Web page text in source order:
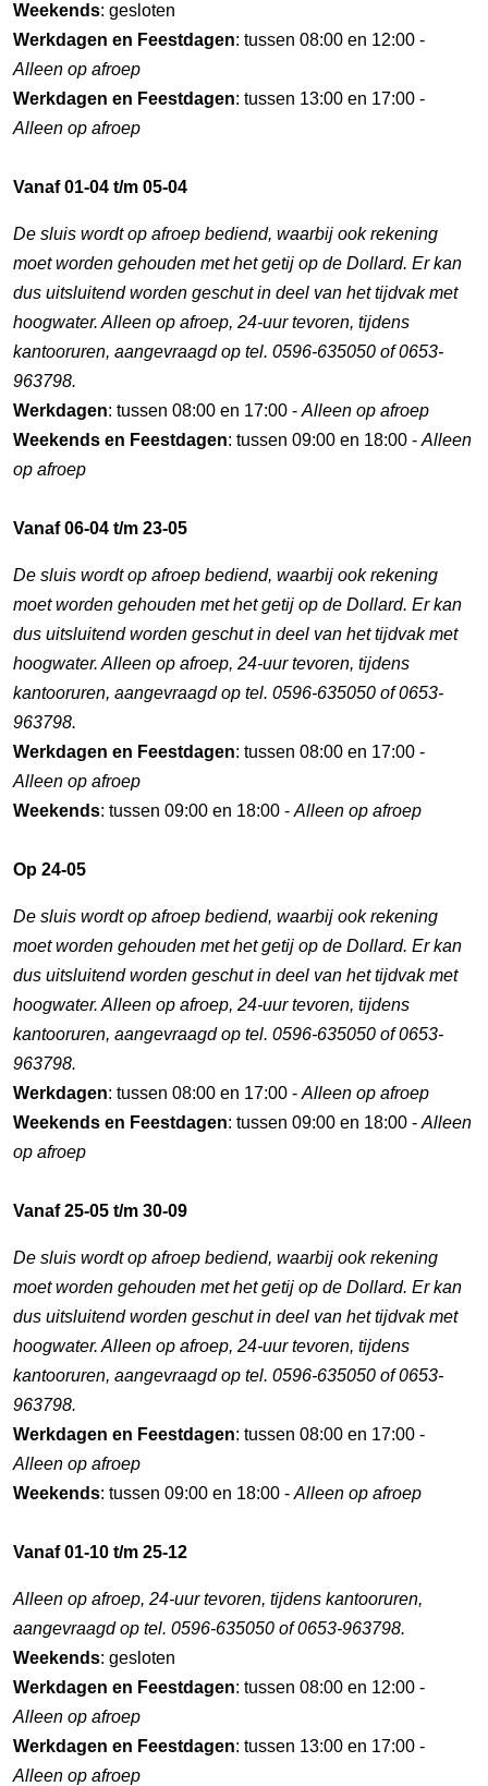
Weekends: gesloten
Werkdagen en Feestdagen: tussen 08:00 en 12:00 -
Alleen op afroep
Werkdagen en Feestdagen: tussen 13:00 en 17:00 -
Alleen op afroep
Vanaf 01-04 t/m 05-04
De sluis wordt op afroep bediend, waarbij ook rekening
moet worden gehouden met het getij op de Dollard. Er kan
dus uitsluitend worden geschut in deel van het tijdvak met
hoogwater. Alleen op afroep, 24-uur tevoren, tijdens
kantooruren, aangevraagd op tel. 0596-635050 of 0653-
963798.
Werkdagen: tussen 08:00 en 17:00 - Alleen op afroep
Weekends en Feestdagen: tussen 09:00 en 18:00 - Alleen
op afroep
Vanaf 06-04 t/m 23-05
De sluis wordt op afroep bediend, waarbij ook rekening
moet worden gehouden met het getij op de Dollard. Er kan
dus uitsluitend worden geschut in deel van het tijdvak met
hoogwater. Alleen op afroep, 24-uur tevoren, tijdens
kantooruren, aangevraagd op tel. 0596-635050 of 0653-
963798.
Werkdagen en Feestdagen: tussen 08:00 en 17:00 -
Alleen op afroep
Weekends: tussen 09:00 en 18:00 - Alleen op afroep
Op 24-05
De sluis wordt op afroep bediend, waarbij ook rekening
moet worden gehouden met het getij op de Dollard. Er kan
dus uitsluitend worden geschut in deel van het tijdvak met
hoogwater. Alleen op afroep, 24-uur tevoren, tijdens
kantooruren, aangevraagd op tel. 0596-635050 of 0653-
963798.
Werkdagen: tussen 08:00 en 17:00 - Alleen op afroep
Weekends en Feestdagen: tussen 09:00 en 18:00 - Alleen
op afroep
Vanaf 25-05 t/m 30-09
De sluis wordt op afroep bediend, waarbij ook rekening
moet worden gehouden met het getij op de Dollard. Er kan
dus uitsluitend worden geschut in deel van het tijdvak met
hoogwater. Alleen op afroep, 24-uur tevoren, tijdens
kantooruren, aangevraagd op tel. 0596-635050 of 0653-
963798.
Werkdagen en Feestdagen: tussen 08:00 en 17:00 -
Alleen op afroep
Weekends: tussen 09:00 en 18:00 - Alleen op afroep
Vanaf 01-10 t/m 25-12
Alleen op afroep, 24-uur tevoren, tijdens kantooruren,
aangevraagd op tel. 0596-635050 of 0653-963798.
Weekends: gesloten
Werkdagen en Feestdagen: tussen 08:00 en 12:00 -
Alleen op afroep
Werkdagen en Feestdagen: tussen 13:00 en 17:00 -
Alleen op afroep